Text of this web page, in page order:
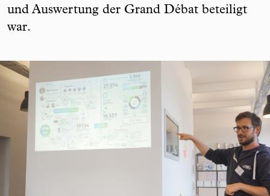
und Auswertung der Grand Débat beteiligt
war.